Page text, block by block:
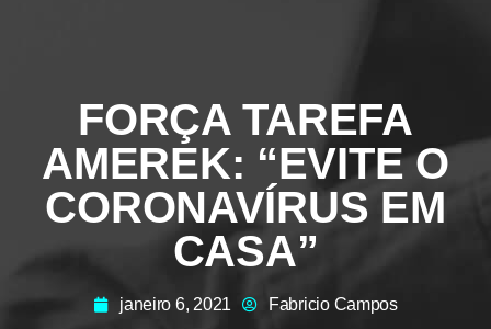
FORÇA TAREFA
AMEREK: “EVITE O
CORONAVÍRUS EM
CASA”
janeiro 6, 2021 Fabricio Campos